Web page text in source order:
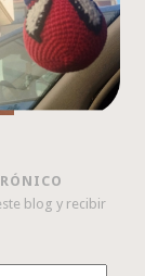
blog y recibir